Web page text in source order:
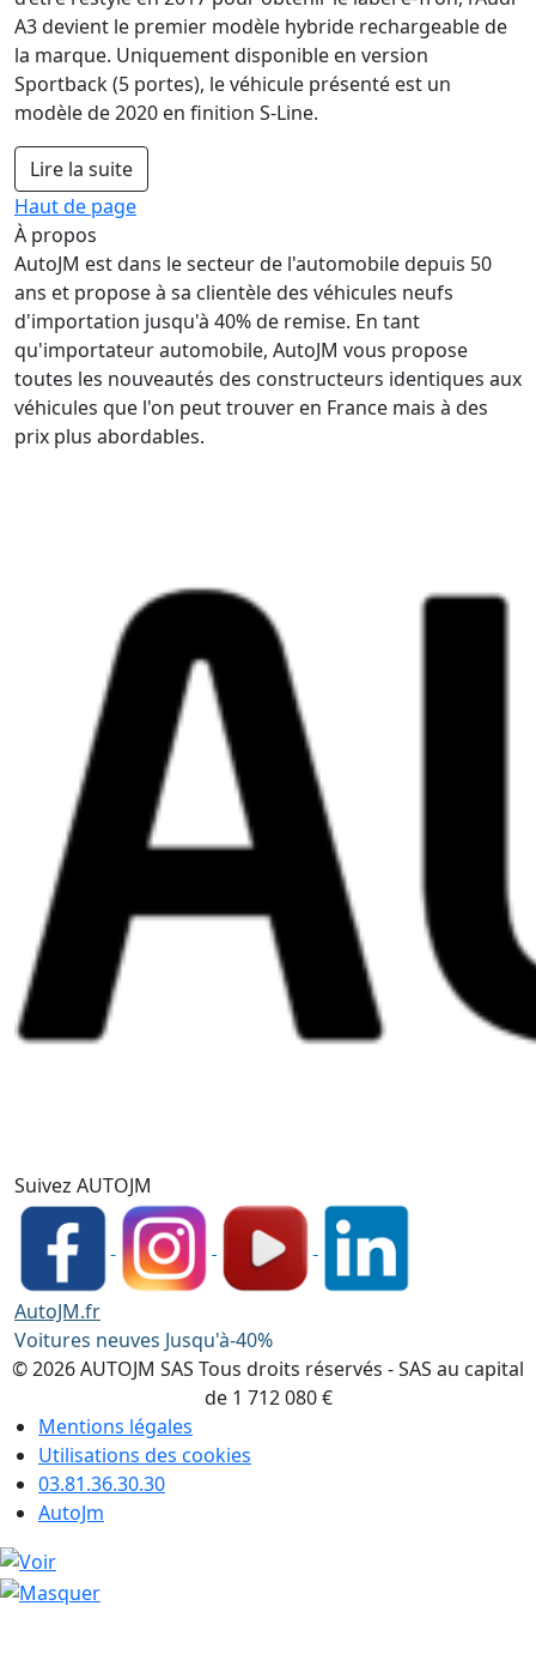
A3 devient le premier modèle hybride rechargeable de
la marque. Uniquement disponible en version
Sportback (5 portes), le véhicule présenté est un
modèle de 2020 en finition S-Line.
Lire la suite
Haut de page
À propos
AutoJM est dans le secteur de l'automobile depuis 50
ans et propose à sa clientèle des véhicules neufs
d'importation jusqu'à 40% de remise. En tant
qu'importateur automobile, AutoJM vous propose
toutes les nouveautés des constructeurs identiques aux
véhicules que l'on peut trouver en France mais à des
prix plus abordables.
Suivez AUTOJM
AutoJM.fr
Voitures neuves Jusqu'à-40%
© 2026 AUTOJM SAS Tous droits réservés - SAS au capital
de 1 712 080 €
Mentions légales
Utilisations des cookies
03.81.36.30.30
AutoJm